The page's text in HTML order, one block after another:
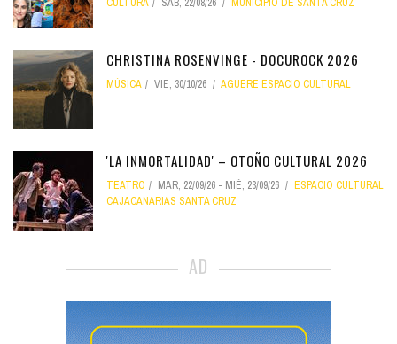
CULTURA SÁB, 22/08/26 MUNICIPIO DE SANTA CRUZ
CHRISTINA ROSENVINGE - DOCUROCK 2026
MÚSICA VIE, 30/10/26 AGUERE ESPACIO CULTURAL
'LA INMORTALIDAD' – OTOÑO CULTURAL 2026
TEATRO MAR, 22/09/26 - MIÉ, 23/09/26
ESPACIO CULTURAL
CAJACANARIAS SANTA CRUZ
AD